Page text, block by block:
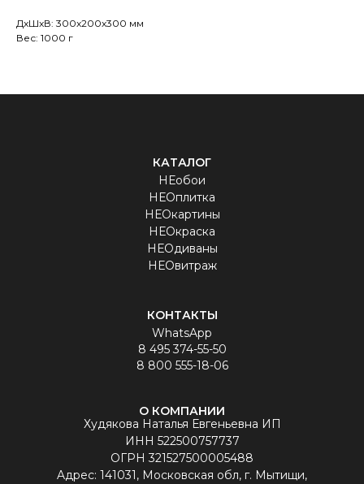
ДxШxВ: 300x200x300 мм
Вес: 1000 г
КАТАЛОГ
НЕобои
НЕОплитка
НЕОкартины
НЕОкраска
НЕОдиваны
НЕОвитраж
КОНТАКТЫ
WhatsApp
8 495 374-55-50
8 800 555-18-06
Худякова Наталья Евгеньевна ИП
ИНН 522500757737
ОГРН 321527500005488
Aдрес: 141031, Московская обл, г. Мытищи,
О КОМПАНИИ